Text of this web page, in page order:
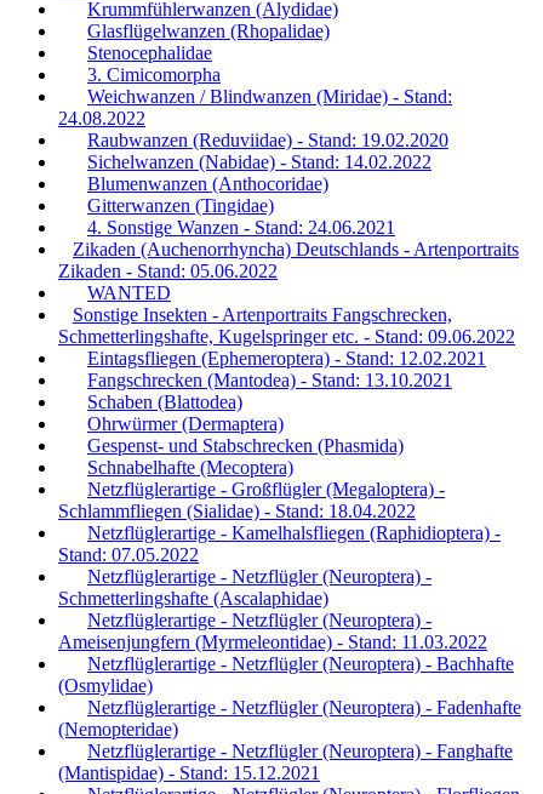
Krummfühlerwanzen (Alydidae)
Glasflügelwanzen (Rhopalidae)
Stenocephalidae
3. Cimicomorpha
Weichwanzen / Blindwanzen (Miridae) - Stand:
24.08.2022
Raubwanzen (Reduviidae) - Stand: 19.02.2020
Sichelwanzen (Nabidae) - Stand: 14.02.2022
Blumenwanzen (Anthocoridae)
Gitterwanzen (Tingidae)
4. Sonstige Wanzen - Stand: 24.06.2021
Zikaden (Auchenorrhyncha) Deutschlands - Artenportraits
Zikaden - Stand: 05.06.2022
WANTED
Sonstige Insekten - Artenportraits Fangschrecken,
Schmetterlingshafte, Kugelspringer etc. - Stand: 09.06.2022
Eintagsfliegen (Ephemeroptera) - Stand: 12.02.2021
Fangschrecken (Mantodea) - Stand: 13.10.2021
Schaben (Blattodea)
Ohrwürmer (Dermaptera)
Gespenst- und Stabschrecken (Phasmida)
Schnabelhafte (Mecoptera)
Netzflüglerartige - Großflügler (Megaloptera) -
Schlammfliegen (Sialidae) - Stand: 18.04.2022
Netzflüglerartige - Kamelhalsfliegen (Raphidioptera) -
Stand: 07.05.2022
Netzflüglerartige - Netzflügler (Neuroptera) -
Schmetterlingshafte (Ascalaphidae)
Netzflüglerartige - Netzflügler (Neuroptera) -
Ameisenjungfern (Myrmeleontidae) - Stand: 11.03.2022
Netzflüglerartige - Netzflügler (Neuroptera) - Bachhafte
(Osmylidae)
Netzflüglerartige - Netzflügler (Neuroptera) - Fadenhafte
(Nemopteridae)
Netzflüglerartige - Netzflügler (Neuroptera) - Fanghafte
(Mantispidae) - Stand: 15.12.2021